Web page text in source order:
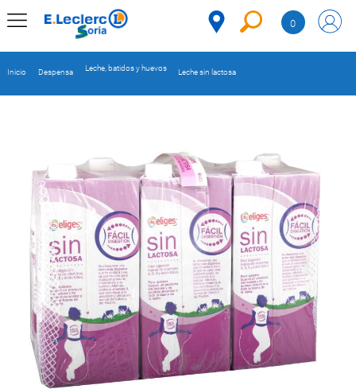
Postal
0
CORPORATIVO
MERCADO
CONGELADOS
DULCES Y
DESAYUNO
BEBIDAS
PLATOS
PREPARADOS
BEBÉS
MASCOTAS
Inicio Despensa Leche, batidos y huevos Leche sin lactosa